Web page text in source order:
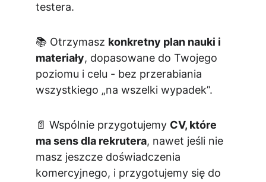
testera.
📚 Otrzymasz konkretny plan nauki i
materiały, dopasowane do Twojego
poziomu i celu - bez przerabiania
wszystkiego „na wszelki wypadek”.
📄 Wspólnie przygotujemy CV, które
ma sens dla rekrutera, nawet jeśli nie
masz jeszcze doświadczenia
komercyjnego, i przygotujemy się do